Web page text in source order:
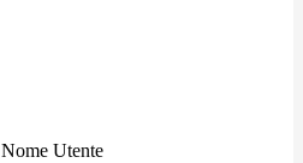
Nome Utente